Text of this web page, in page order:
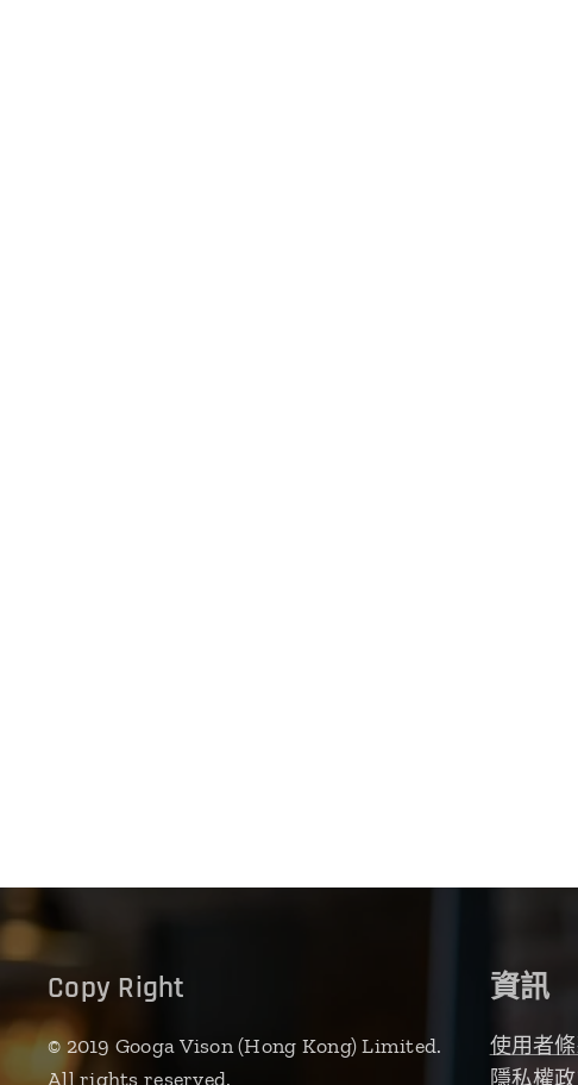
Copy Right
© 2019 Googa Vison (Hong Kong) Limited.
All rights reserved.
資訊
使用者
隱私權